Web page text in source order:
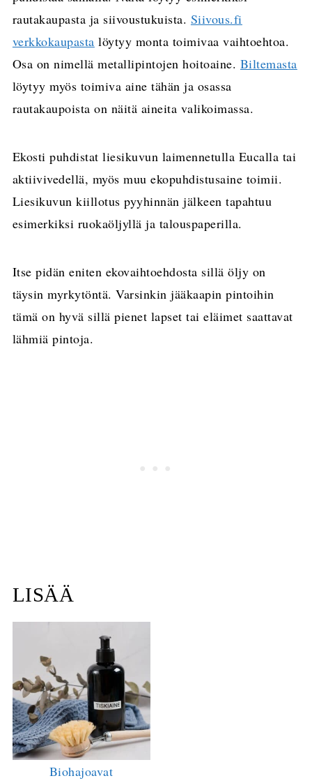
rautakaupasta ja siivoustukuista. Siivous.fi
verkkokaupasta löytyy monta toimivaa vaihtoehtoa.
Osa on nimellä metallipintojen hoitoaine. Biltemasta
löytyy myös toimiva aine tähän ja osassa
rautakaupoista on näitä aineita valikoimassa.
Ekosti puhdistat liesikuvun laimennetulla Eucalla tai
aktiivivedellä, myös muu ekopuhdistusaine toimii.
Liesikuvun kiillotus pyyhinnän jälkeen tapahtuu
esimerkiksi ruokaöljyllä ja talouspaperilla.
Itse pidän eniten ekovaihtoehdosta sillä öljy on
täysin myrkytöntä. Varsinkin jääkaapin pintoihin
tämä on hyvä sillä pienet lapset tai eläimet saattavat
lähmiä pintoja.
LISÄÄ
Biohajoavat